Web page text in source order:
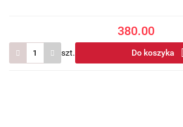
380.00
szt. Do koszyka